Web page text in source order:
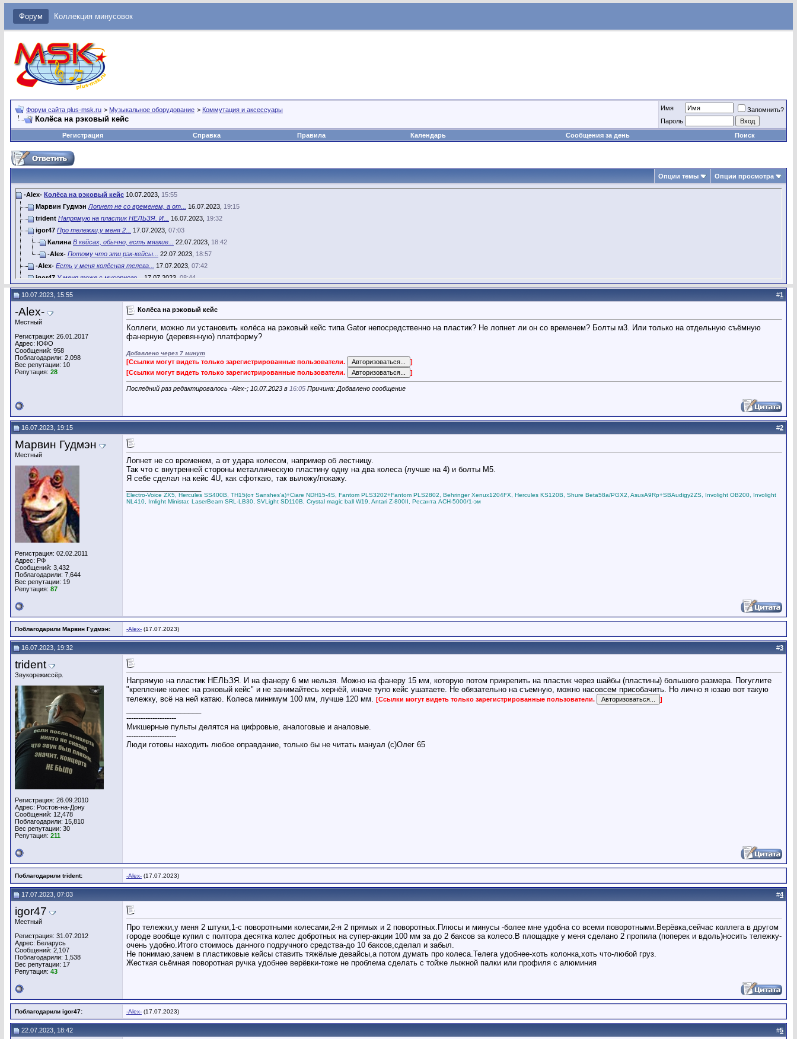
Форум Коллекция минусовок
Форум сайта plus-msk.ru > Музыкальное оборудование > Коммутация и аксессуары
Колёса на рэковый кейс
Имя
Запомнить?
Пароль
Регистрация
Справка Правила Календарь Сообщения за день Поиск
Опции темы Опции просмотра
-Alex- Колёса на рэковый кейс 10.07.2023, 15:55
Марвин Гудмэн Лопнет не со временем, а от... 16.07.2023, 19:15
trident Напрямую на пластик НЕЛЬЗЯ. И... 16.07.2023, 19:32
igor47 Про тележки,у меня 2... 17.07.2023, 07:03
Калина В кейсах, обычно, есть мягкие... 22.07.2023, 18:42
-Alex- Потому что эти рэк-кейсы... 22.07.2023, 18:57
-Alex- Есть у меня колёсная телега... 17.07.2023, 07:42
igor47 У меня тоже с мусорного... 17.07.2023, 08:44
10.07.2023, 15:55 #1
-Alex-
Местный
Регистрация: 26.01.2017
Адрес: ЮФО
Сообщений: 958
Поблагодарили: 2,098
Вес репутации: 10
Репутация: 28
Колёса на рэковый кейс
Коллеги, можно ли установить колёса на рэковый кейс типа Gator непосредственно на пластик? Не лопнет ли он со временем? Болты м3. Или только на отдельную съёмную
фанерную (деревянную) платформу?
Добавлено через 7 минут
[Ссылки могут видеть только зарегистрированные пользователи.
]
[Ссылки могут видеть только зарегистрированные пользователи.
]
Последний раз редактировалось -Alex-; 10.07.2023 в 16:05 Причина: Добавлено сообщение
16.07.2023, 19:15 #2
Марвин Гудмэн
Местный
Регистрация: 02.02.2011
Адрес: РФ
Сообщений: 3,432
Поблагодарили: 7,644
Вес репутации: 19
Репутация: 87
Лопнет не со временем, а от удара колесом, например об лестницу.
Так что с внутренней стороны металлическую пластину одну на два колеса (лучше на 4) и болты М5.
Я себе сделал на кейс 4U, как сфоткаю, так выложу/покажу.
Electro-Voice ZX5, Hercules SS400B, TH15(от Sanshes'a)+Ciare NDH15-4S, Fantom PLS3202+Fantom PLS2802, Behringer Xenux1204FX, Hercules KS120B, Shure Beta58a/PGX2, AsusA9Rp+SBAudigy2ZS, Involight OB200, Involight
NL410, Imlight Ministar, LaserBeam SRL-LB30, SVLight SD110B, Crystal magic ball W19, Antari Z-800II, Ресанта АСН-5000/1-эм
Поблагодарили Марвин Гудмэн: -Alex- (17.07.2023)
16.07.2023, 19:32 #3
trident
Звукорежиссёр.
Регистрация: 26.09.2010
Адрес: Ростов-на-Дону
Сообщений: 12,478
Поблагодарили: 15,810
Вес репутации: 30
Репутация: 211
Напрямую на пластик НЕЛЬЗЯ. И на фанеру 6 мм нельзя. Можно на фанеру 15 мм, которую потом прикрепить на пластик через шайбы (пластины) большого размера. Погуглите
"крепление колес на рэковый кейс" и не занимайтесь хернёй, иначе тупо кейс ушатаете. Не обязательно на съемную, можно насовсем присобачить. Но лично я юзаю вот такую
тележку, всё на ней катаю. Колеса минимум 100 мм, лучше 120 мм. [Ссылки могут видеть только зарегистрированные пользователи. ]
---------------------
Микшерные пульты делятся на цифровые, аналоговые и аналовые.
---------------------
Люди готовы находить любое оправдание, только бы не читать мануал (с)Олег 65
Поблагодарили trident: -Alex- (17.07.2023)
17.07.2023, 07:03 #4
igor47
Местный
Регистрация: 31.07.2012
Адрес: Беларусь
Сообщений: 2,107
Поблагодарили: 1,538
Вес репутации: 17
Репутация: 43
Про тележки,у меня 2 штуки,1-с поворотными колесами,2-я 2 прямых и 2 поворотных.Плюсы и минусы -более мне удобна со всеми поворотными.Верёвка,сейчас коллега в другом
городе вообще купил с полтора десятка колес добротных на супер-акции 100 мм за до 2 баксов за колесо.В площадке у меня сделано 2 пропила (поперек и вдоль)носить тележку-
очень удобно.Итого стоимось данного подручного средства-до 10 баксов,сделал и забыл.
Не понимаю,зачем в пластиковые кейсы ставить тяжёлые девайсы,а потом думать про колеса.Телега удобнее-хоть колонка,хоть что-любой груз.
Жесткая сьёмная поворотная ручка удобнее верёвки-тоже не проблема сделать с тойже лыжной палки или профиля с алюминия
Поблагодарили igor47: -Alex- (17.07.2023)
22.07.2023, 18:42 #5